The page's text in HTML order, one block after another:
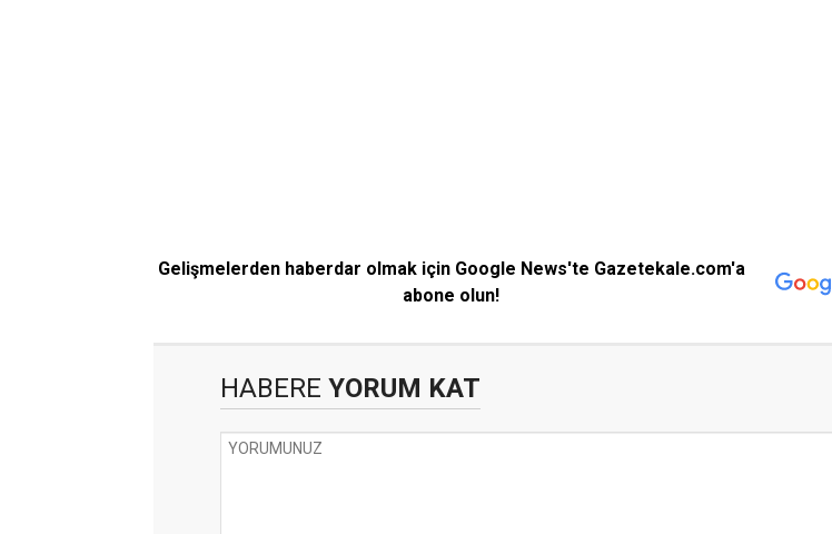
Gelişmelerden haberdar olmak için Google News'te Gazetekale.com'a
abone olun!
HABERE YORUM KAT